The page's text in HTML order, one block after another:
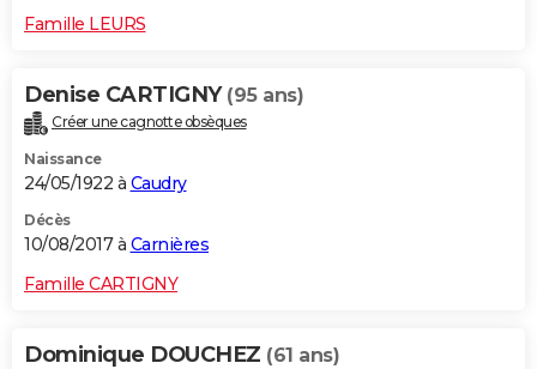
Famille LEURS
Denise CARTIGNY (95 ans)
Créer une cagnotte obsèques
Naissance
24/05/1922 à Caudry
Décès
10/08/2017 à Carnières
Famille CARTIGNY
Dominique DOUCHEZ (61 ans)